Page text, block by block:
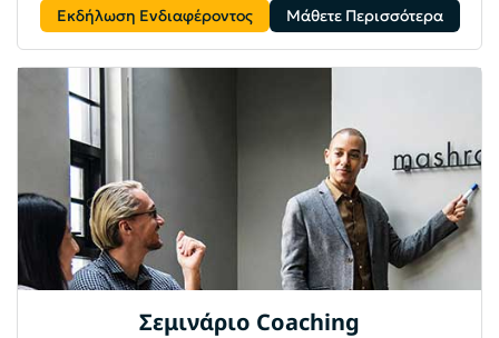
Εκδήλωση Ενδιαφέροντος Μάθετε Περισσότερα
Σεμινάριο Coaching